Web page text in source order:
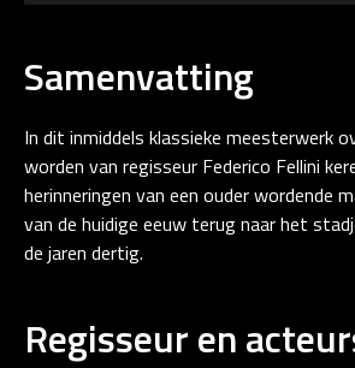
Samenvatting
In dit inmiddels klassieke meesterwerk
worden van regisseur Federico Fellini
herinneringen van een ouder wordende
van de huidige eeuw terug naar het
de jaren dertig.
Regisseur en